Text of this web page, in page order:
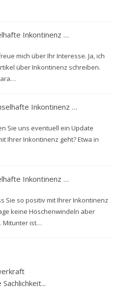
Inkontinenz …
mich über Ihr Interesse. Ja, ich
über Inkontinenz schreiben.
Inkontinenz …
Sie uns eventuell ein Update
Ihrer Inkontinenz geht? Etwa in
Inkontinenz …
Sie so positiv mit Ihrer Inkontinenz
keine Höschenwindeln aber
Mitunter ist…